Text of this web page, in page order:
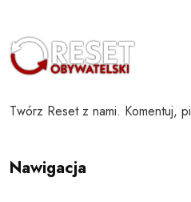
Twórz Reset z nami. Komentuj,
Nawigacja